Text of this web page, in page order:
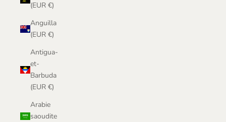
(EUR €)
Anguilla
(EUR €)
Antigua-
et-
Barbuda
(EUR €)
Arabie
saoudite